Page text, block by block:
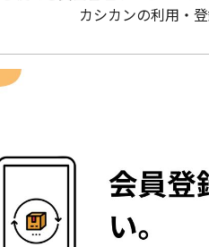
カシカンの利用・